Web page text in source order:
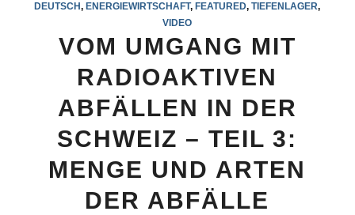
DEUTSCH, ENERGIEWIRTSCHAFT, FEATURED,TIEFENLAGER,
VIDEO
VOM UMGANG MIT
RADIOAKTIVEN
ABFÄLLEN IN DER
SCHWEIZ – TEIL 3:
MENGE UND ARTEN
DER ABFÄLLE